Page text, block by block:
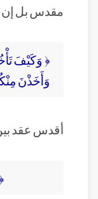
مقدس بل إن
﴿ وَكَيْفَ
وَأَخَذْنَ مِنْكُمْ
أقدس عقد